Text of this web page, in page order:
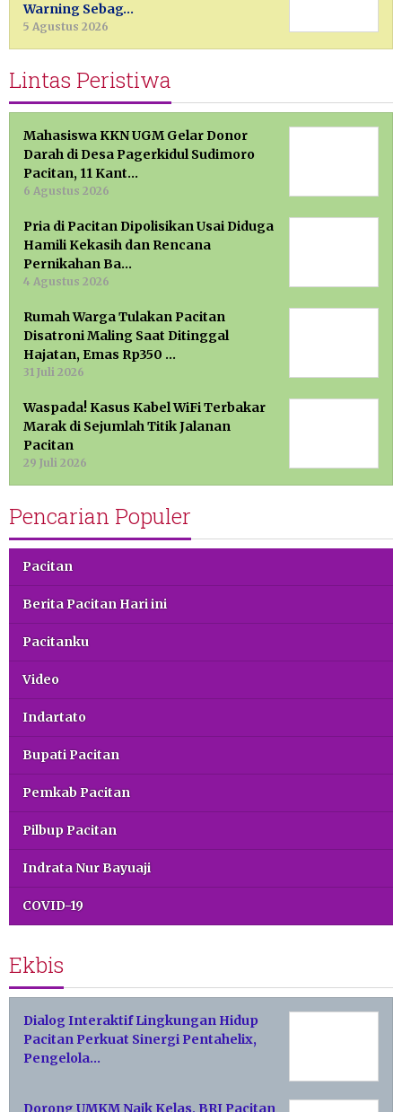
Warning Sebag…
5 Agustus 2026
Lintas Peristiwa
Mahasiswa KKN UGM Gelar Donor
Darah di Desa Pagerkidul Sudimoro
Pacitan, 11 Kant…
6 Agustus 2026
Pria di Pacitan Dipolisikan Usai Diduga
Hamili Kekasih dan Rencana
Pernikahan Ba…
4 Agustus 2026
Rumah Warga Tulakan Pacitan
Disatroni Maling Saat Ditinggal
Hajatan, Emas Rp350 …
31 Juli 2026
Waspada! Kasus Kabel WiFi Terbakar
Marak di Sejumlah Titik Jalanan
Pacitan
29 Juli 2026
Pencarian Populer
Pacitan
Berita Pacitan Hari ini
Pacitanku
Video
Indartato
Bupati Pacitan
Pemkab Pacitan
Pilbup Pacitan
Indrata Nur Bayuaji
COVID-19
Ekbis
Dialog Interaktif Lingkungan Hidup
Pacitan Perkuat Sinergi Pentahelix,
Pengelola…
Dorong UMKM Naik Kelas, BRI Pacitan